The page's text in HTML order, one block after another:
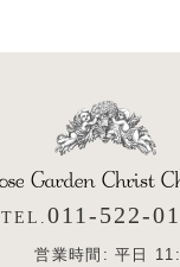
TEL. 011-522-
営業時間: 平日